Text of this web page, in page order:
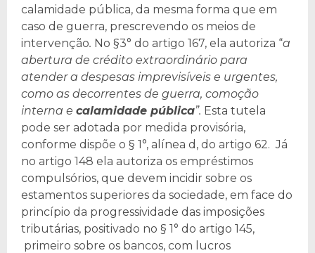
calamidade pública, da mesma forma que em
caso de guerra, prescrevendo os meios de
intervenção. No §3° do artigo 167, ela autoriza “a
abertura de crédito extraordinário para
atender a despesas imprevisíveis e urgentes,
como as decorrentes de guerra, comoção
interna e calamidade pública”. Esta tutela
pode ser adotada por medida provisória,
conforme dispõe o § 1°, alínea d, do artigo 62. Já
no artigo 148 ela autoriza os empréstimos
compulsórios, que devem incidir sobre os
estamentos superiores da sociedade, em face do
princípio da progressividade das imposições
tributárias, positivado no § 1° do artigo 145,
primeiro sobre os bancos, com lucros